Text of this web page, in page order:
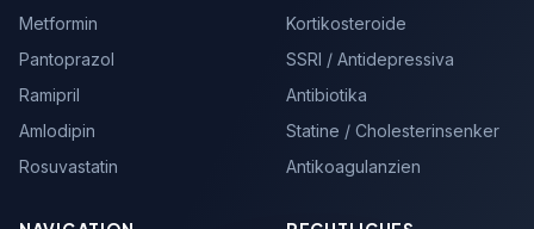
Metformin
Pantoprazol
Ramipril
Amlodipin
Rosuvastatin
Kortikosteroide
SSRI / Antidepressiva
Antibiotika
Statine / Cholesterinsenker
Antikoagulanzien